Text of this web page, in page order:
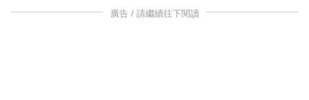
廣告 / 請繼續往下閱讀